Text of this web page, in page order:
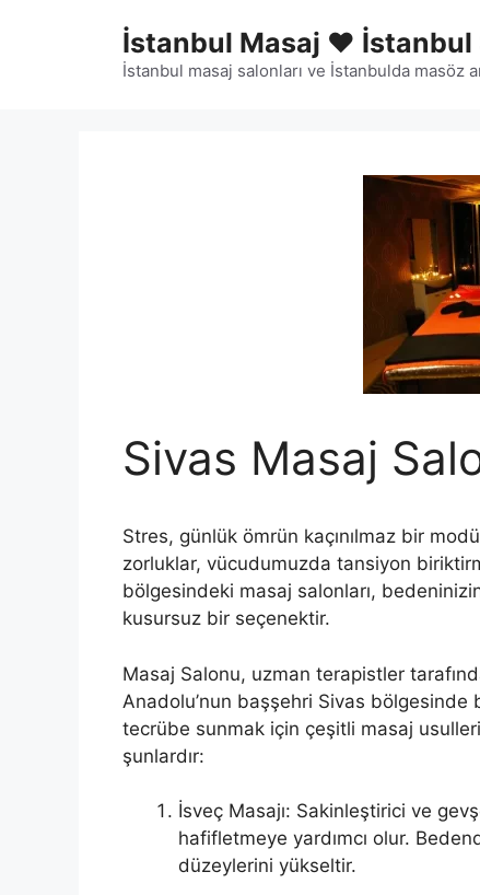
İstanbul Masaj ❤️ İstanbul
İstanbul masaj salonları ve İstanbulda masöz
Sivas Masaj
Stres, günlük ömrün kaçınılmaz bir
zorluklar, vücudumuzda tansiyon
bölgesindeki masaj salonları,
kusursuz bir seçenektir.
Masaj Salonu, uzman terapistler
Anadolu’nun başşehri Sivas
tecrübe sunmak için çeşitli masaj
şunlardır:
İsveç Masajı: Sakinleştirici ve
hafifletmeye yardımcı olur.
düzeylerini yükseltir.